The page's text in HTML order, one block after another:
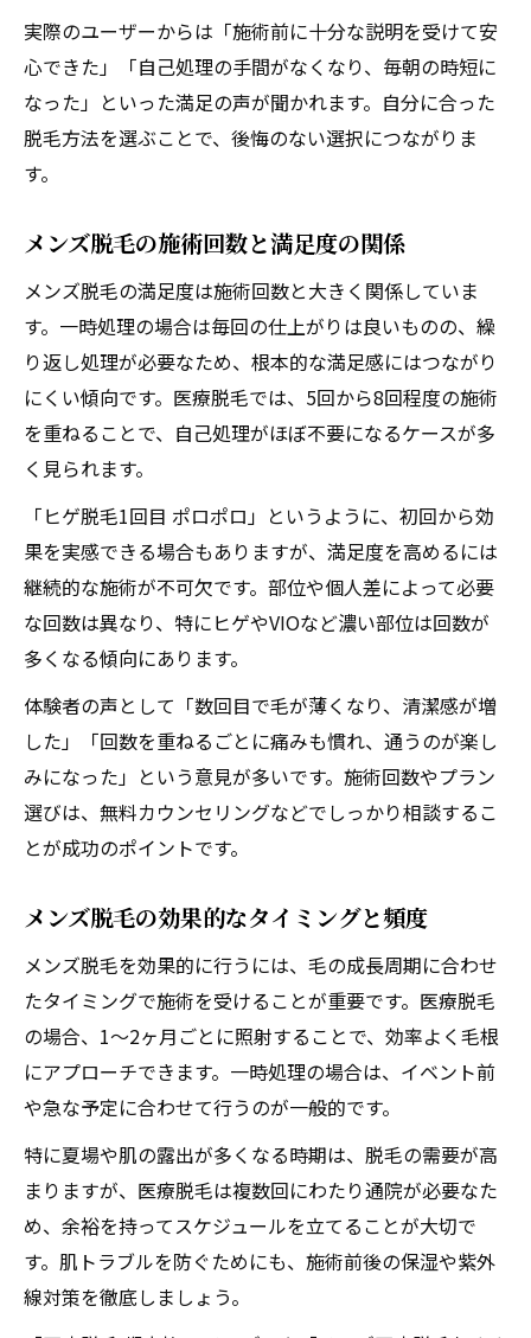
実際のユーザーからは「施術前に十分な説明を受けて安
心できた」「自己処理の手間がなくなり、毎朝の時短に
なった」といった満足の声が聞かれます。自分に合った
脱毛方法を選ぶことで、後悔のない選択につながりま
す。
メンズ脱毛の施術回数と満足度の関係
メンズ脱毛の満足度は施術回数と大きく関係していま
す。一時処理の場合は毎回の仕上がりは良いものの、繰
り返し処理が必要なため、根本的な満足感にはつながり
にくい傾向です。医療脱毛では、5回から8回程度の施術
を重ねることで、自己処理がほぼ不要になるケースが多
く見られます。
「ヒゲ脱毛1回目 ポロポロ」というように、初回から効
果を実感できる場合もありますが、満足度を高めるには
継続的な施術が不可欠です。部位や個人差によって必要
な回数は異なり、特にヒゲやVIOなど濃い部位は回数が
多くなる傾向にあります。
体験者の声として「数回目で毛が薄くなり、清潔感が増
した」「回数を重ねるごとに痛みも慣れ、通うのが楽し
みになった」という意見が多いです。施術回数やプラン
選びは、無料カウンセリングなどでしっかり相談するこ
とが成功のポイントです。
メンズ脱毛の効果的なタイミングと頻度
メンズ脱毛を効果的に行うには、毛の成長周期に合わせ
たタイミングで施術を受けることが重要です。医療脱毛
の場合、1〜2ヶ月ごとに照射することで、効率よく毛根
にアプローチできます。一時処理の場合は、イベント前
や急な予定に合わせて行うのが一般的です。
特に夏場や肌の露出が多くなる時期は、脱毛の需要が高
まりますが、医療脱毛は複数回にわたり通院が必要なた
め、余裕を持ってスケジュールを立てることが大切で
す。肌トラブルを防ぐためにも、施術前後の保湿や紫外
線対策を徹底しましょう。